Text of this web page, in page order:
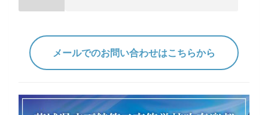
メールでのお問い合わせはこちらから